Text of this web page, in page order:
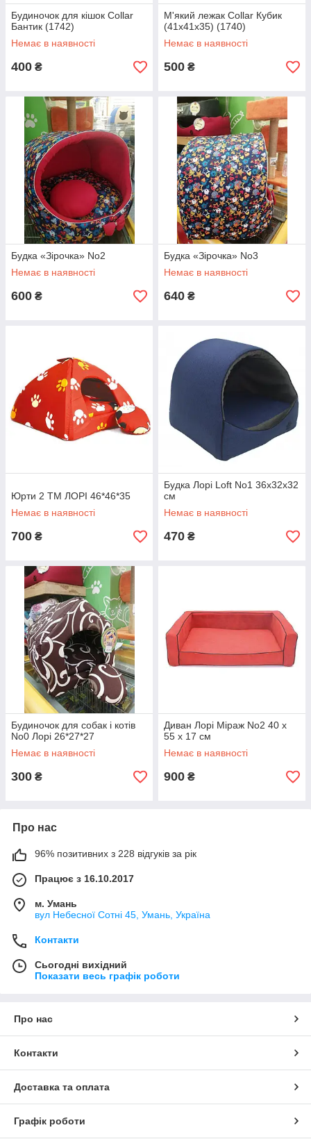
Будиночок для кішок Collar
Бантик (1742)
Немає в наявності
400 ₴
М'який лежак Collar Кубик
(41х41х35) (1740)
Немає в наявності
500 ₴
Будка «Зірочка» No2
Немає в наявності
600 ₴
Будка «Зірочка» No3
Немає в наявності
640 ₴
Юрти 2 ТМ ЛОРІ 46*46*35
Немає в наявності
700 ₴
Будка Лорі Loft No1 36х32х32
см
Немає в наявності
470 ₴
Будиночок для собак і котів
No0 Лорі 26*27*27
Немає в наявності
300 ₴
Диван Лорі Міраж No2 40 х
55 х 17 см
Немає в наявності
900 ₴
Про нас
96% позитивних з 228 відгуків за рік
Працює з 16.10.2017
м. Умань
вул Небесної Сотні 45, Умань, Україна
Контакти
Сьогодні вихідний
Показати весь графік роботи
Про нас
Контакти
Доставка та оплата
Графік роботи